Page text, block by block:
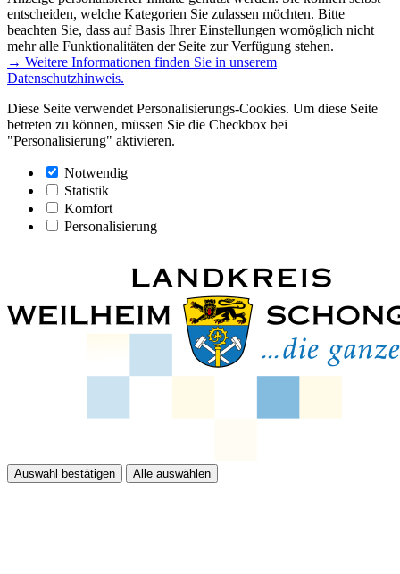
entscheiden, welche Kategorien Sie zulassen möchten. Bitte
beachten Sie, dass auf Basis Ihrer Einstellungen womöglich nicht
mehr alle Funktionalitäten der Seite zur Verfügung stehen.
→ Weitere Informationen finden Sie in unserem
Datenschutzhinweis.
Diese Seite verwendet Personalisierungs-Cookies. Um diese Seite
betreten zu können, müssen Sie die Checkbox bei
"Personalisierung" aktivieren.
Notwendig
Statistik
Komfort
Personalisierung
Auswahl bestätigen Alle auswählen